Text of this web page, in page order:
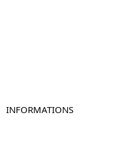
INFORMATIONS